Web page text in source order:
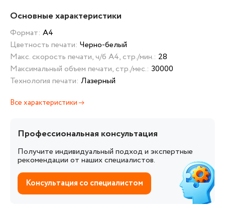
Основные характеристики
Формат: А4
Цветность печати: Черно-белый
Макс. скорость печати, ч/б А4, стр./мин.: 28
Максимальный объем печати, стр./мес.: 30000
Технология печати: Лазерный
Все характеристики
Профессиональная консультация
Получите индивидуальный подход и экспертные
рекомендации от наших специалистов.
Консультация со специалистом